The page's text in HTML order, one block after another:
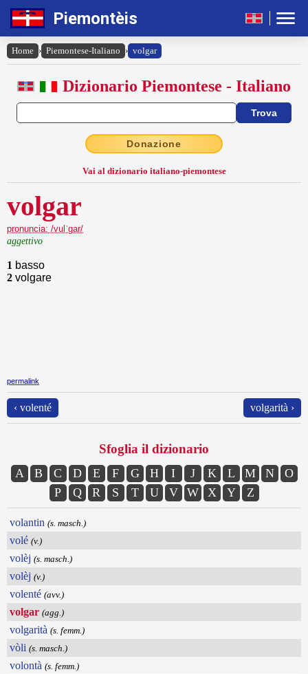
Piemontèis
Home › Piemontese-Italiano › volgar
Dizionario Piemontese - Italiano
Donazione
Vai al dizionario italiano-piemontese
volgar
pronuncia: /vulˈgar/
aggettivo
1 basso
2 volgare
permalink
‹ volenté volgarità ›
Sfoglia il dizionario
A B C D E F G H I J K L M N
O
P
Q R S T U V W X Y Z
volantin (s. masch.)
volé (v.)
volèj (s. masch.)
volèj (v.)
volenté (avv.)
volgar (agg.)
volgarità (s. femm.)
vòli (s. masch.)
volontà (s. femm.)